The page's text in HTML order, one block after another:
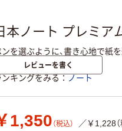
本ノート プレミア
ンを選ぶように、書き心地で紙
レビューを書く
ンキングをみる ノート
1,350 （税込） ／￥1,228（